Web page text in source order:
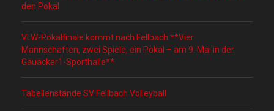
den Pokal
VLW-Pokalfinale kommt nach Fellbach **Vier
Mannschaften, zwei Spiele, ein Pokal – am 9. Mai in der
Gäuäcker1-Sporthalle**
Tabellenstände SV Fellbach Volleyball